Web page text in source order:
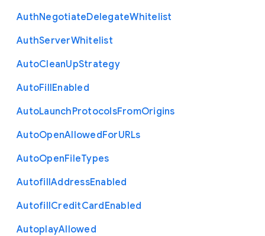
AuthNegotiateDelegateWhitelist
AuthServerWhitelist
AutoCleanUpStrategy
AutoFillEnabled
AutoLaunchProtocolsFromOrigins
AutoOpenAllowedForURLs
AutoOpenFileTypes
AutofillAddressEnabled
AutofillCreditCardEnabled
AutoplayAllowed